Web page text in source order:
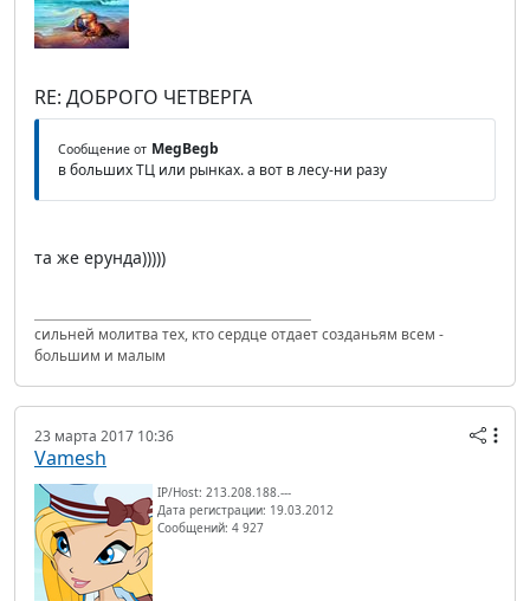
RE: ДОБРОГО ЧЕТВЕРГА
Сообщение от MegBegb
в больших ТЦ или рынках. а вот в лесу-ни разу
та же ерунда)))))
сильней молитва тех, кто сердце отдает созданьям всем -
большим и малым
23 марта 2017 10:36
Vamesh
IP/Host: 213.208.188.---
Дата регистрации: 19.03.2012
Сообщений: 4 927